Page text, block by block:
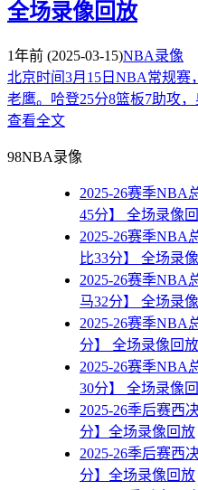
全场录像回放
1年前 (2025-03-15)NBA录像
北京时间3月15日NBA常规赛
老鹰。哈登25分8篮板7助攻
查看全文
98NBA录像
2025-26赛季NBA
45分】 全场录像
2025-26赛季NBA
比33分】 全场录
2025-26赛季NBA
马32分】 全场录
2025-26赛季NBA
分】 全场录像回放
2025-26赛季NBA
30分】 全场录像
2025-26季后赛西
分】全场录像回放
2025-26季后赛西
分】全场录像回放